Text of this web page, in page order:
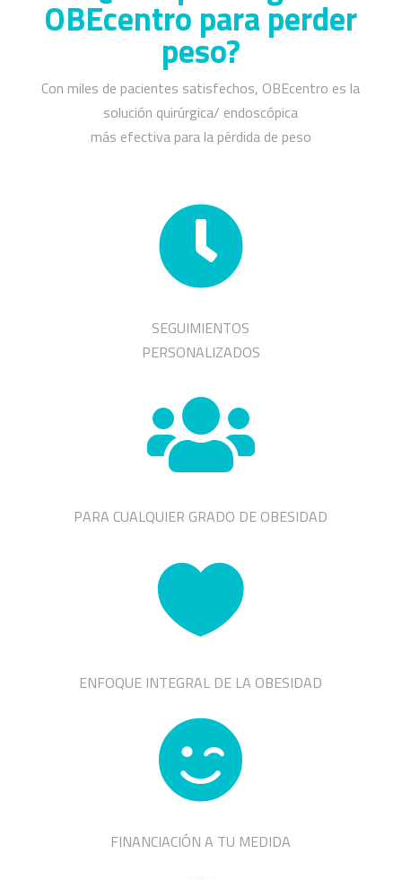
OBEcentro para perder
peso?
Con miles de pacientes satisfechos, OBEcentro es la
solución quirúrgica/ endoscópica
más efectiva para la pérdida de peso

SEGUIMIENTOS
PERSONALIZADOS

PARA CUALQUIER GRADO DE OBESIDAD

ENFOQUE INTEGRAL DE LA OBESIDAD

FINANCIACIÓN A TU MEDIDA